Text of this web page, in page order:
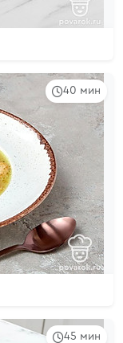
40 мин
45 мин